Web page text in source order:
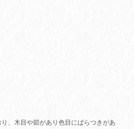
、木目や節があり色目にばらつきがあ